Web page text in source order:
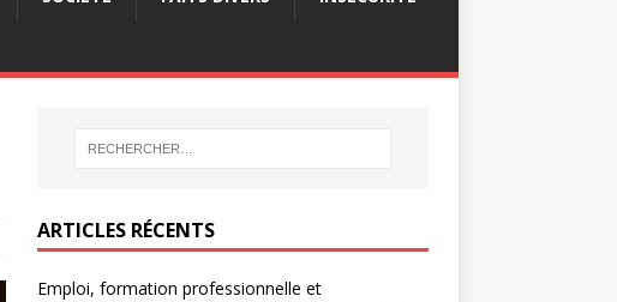
ARTICLES RÉCENTS
Emploi, formation professionnelle et